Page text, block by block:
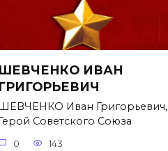
ШЕВЧЕНКО ИВАН
ГРИГОРЬЕВИЧ
ШЕВЧЕНКО Иван Григорьевич,
Герой Советского Союза
0 143